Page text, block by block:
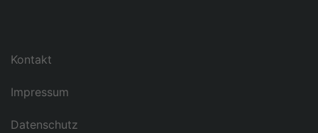
Kontakt
Impressum
Datenschutz